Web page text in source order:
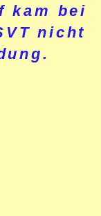
kam bei
nicht